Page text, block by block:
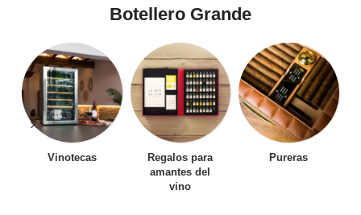
Botellero Grande
Vinotecas
Regalos para
amantes del
vino
Pureras